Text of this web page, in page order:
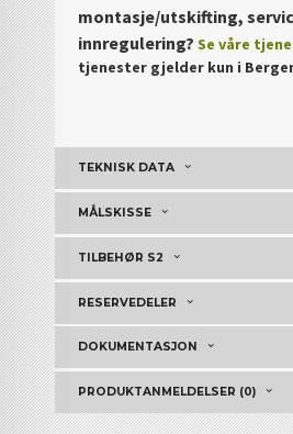
montasje/utskifting,
innregulering? Se våre
tjenester gjelder kun i
TEKNISK DATA
MÅLSKISSE
TILBEHØR S2
RESERVEDELER
DOKUMENTASJON
PRODUKTANMELDELSER (0)